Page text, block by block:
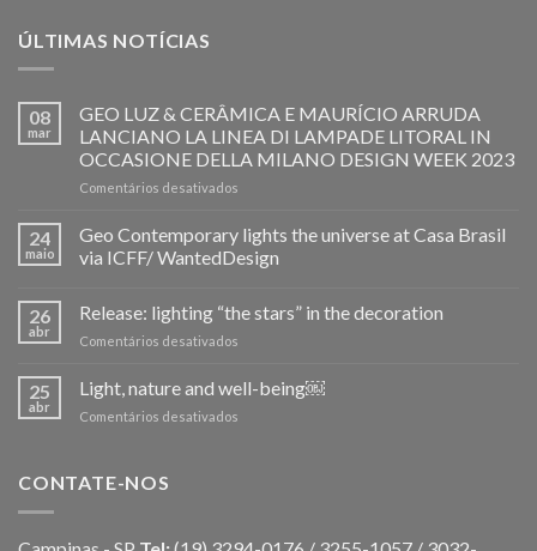
ÚLTIMAS NOTÍCIAS
08
mar
GEO LUZ & CERÂMICA E MAURÍCIO ARRUDA
LANCIANO LA LINEA DI LAMPADE LITORAL IN
OCCASIONE DELLA MILANO DESIGN WEEK 2023
Comentários desativados
LUZ
CERÂMICA
MAURÍCIO
LINEA
24
maio
Geo Contemporary lights the universe at Casa Brasil
via ICFF/ WantedDesign
26
abr
Release: lighting “the stars” in the decoration
Comentários desativados
lighting
25
abr
Light, nature and well-being￼
Comentários desativados
CONTATE-NOS